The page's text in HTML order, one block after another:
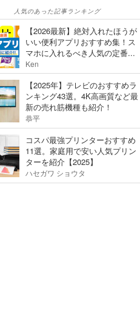
人気のあった記事ランキング
【2026最新】絶対入れたほうが
いい便利アプリおすすめ集！ス
マホに入れるべき人気の定番...
Ken
【2025年】テレビのおすすめラ
ンキング43選。4K高画質など最
新の売れ筋機種も紹介！
恭平
コスパ最強プリンターおすすめ
11選。家庭用で安い人気プリン
ターを紹介【2025】
ハセガワ ショウタ